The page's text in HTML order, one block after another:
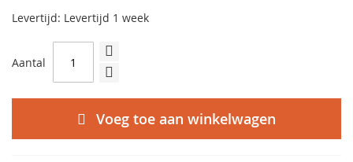
Levertijd: Levertijd 1 week
Aantal
Voeg toe aan winkelwagen